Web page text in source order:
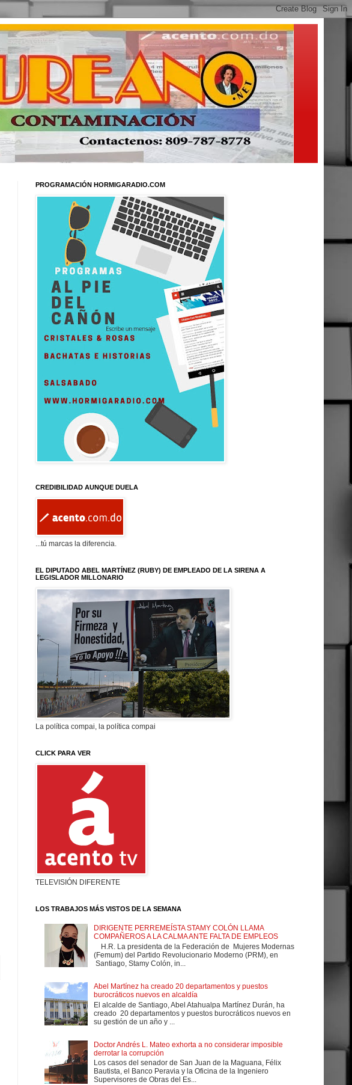
PROGRAMACIÓN HORMIGARADIO.COM
CREDIBILIDAD AUNQUE DUELA
...tú marcas la diferencia.
EL DIPUTADO ABEL MARTÍNEZ (RUBY) DE EMPLEADO DE LA SIRENA A
LEGISLADOR MILLONARIO
La política compai, la política compai
CLICK PARA VER
TELEVISIÓN DIFERENTE
LOS TRABAJOS MÁS VISTOS DE LA SEMANA
DIRIGENTE PERREMEÍSTA STAMY COLÓN LLAMA
COMPAÑEROS A LA CALMA ANTE FALTA DE EMPLEOS
H.R. La presidenta de la Federación de Mujeres Modernas
(Femum) del Partido Revolucionario Moderno (PRM), en
Santiago, Stamy Colón, in...
Abel Martínez ha creado 20 departamentos y puestos
burocráticos nuevos en alcaldía
El alcalde de Santiago, Abel Atahualpa Martínez Durán, ha
creado 20 departamentos y puestos burocráticos nuevos en
su gestión de un año y ...
Doctor Andrés L. Mateo exhorta a no considerar imposible
derrotar la corrupción
Los casos del senador de San Juan de la Maguana, Félix
Bautista, el Banco Peravia y la Oficina de la Ingeniero
Supervisores de Obras del Es...